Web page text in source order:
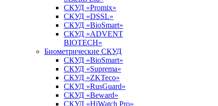
СКУД «Promix»
СКУД «DSSL»
СКУД «BioSmart»
СКУД «ADVENT
BIOTECH»
Биометрические СКУД
СКУД «BioSmart»
СКУД «Suprema»
СКУД «ZKTeco»
СКУД «RusGuard»
СКУД «Beward»
СКУД «HiWatch Pro»